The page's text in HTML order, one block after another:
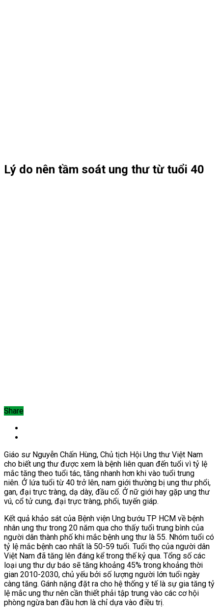
Lý do nên tầm soát ung thư từ tuổi 40
Share
Giáo sư Nguyễn Chấn Hùng, Chủ tịch Hội Ung thư Việt Nam
cho biết ung thư được xem là bệnh liên quan đến tuổi vì tỷ lệ
mắc tăng theo tuổi tác, tăng nhanh hơn khi vào tuổi trung
niên. Ở lứa tuổi từ 40 trở lên, nam giới thường bị ung thư phổi,
gan, đại trực tràng, dạ dày, đầu cổ. Ở nữ giới hay gặp ung thư
vú, cổ tử cung, đại trực tràng, phổi, tuyến giáp.
Kết quả khảo sát của Bệnh viện Ung bướu TP HCM về bệnh
nhân ung thư trong 20 năm qua cho thấy tuổi trung bình của
người dân thành phố khi mắc bệnh ung thư là 55. Nhóm tuổi có
tỷ lệ mắc bệnh cao nhất là 50-59 tuổi. Tuổi thọ của người dân
Việt Nam đã tăng lên đáng kể trong thế kỷ qua. Tổng số các
loại ung thư dự báo sẽ tăng khoảng 45% trong khoảng thời
gian 2010-2030, chủ yếu bởi số lượng người lớn tuổi ngày
càng tăng. Gánh nặng đặt ra cho hệ thống y tế là sự gia tăng tỷ
lệ mắc ung thư nên cần thiết phải tập trung vào các cơ hội
phòng ngừa ban đầu hơn là chỉ dựa vào điều trị.